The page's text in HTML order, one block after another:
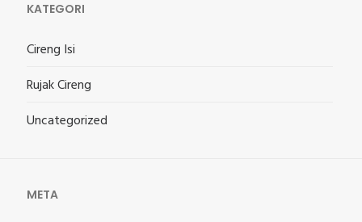
KATEGORI
Cireng Isi
Rujak Cireng
Uncategorized
META